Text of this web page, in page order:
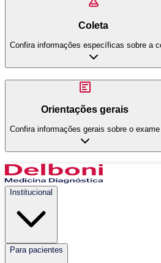
Coleta
Confira informações específicas sobre a
Orientações gerais
Confira informações gerais sobre o exame
Institucional
Para pacientes